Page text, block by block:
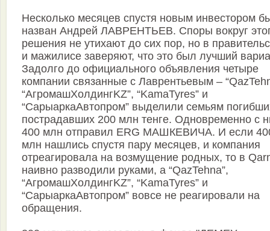
Несколько месяцев спустя новым инвестором
назван Андрей ЛАВРЕНТЬЕВ. Споры вокруг
решения не утихают до сих пор, но в
и мажилисе заверяют, что это был лучший
Задолго до официального объявления четыре
компании связанные с Лаврентьевым –
“АгромашХолдингKZ”, “KamaTyres” и
“СарыаркаАвтопром” выделили семьям
пострадавших 200 млн тенге. Одновременно с
400 млн отправил ERG МАШКЕВИЧА. И если
млн нашлись спустя пару месяцев, и компания
отреагировала на возмущение родных, то в
наивно разводили руками, а “QazTehna”,
“АгромашХолдингKZ”, “KamaTyres” и
“СарыаркаАвтопром” вовсе не реагировали на
обращения.